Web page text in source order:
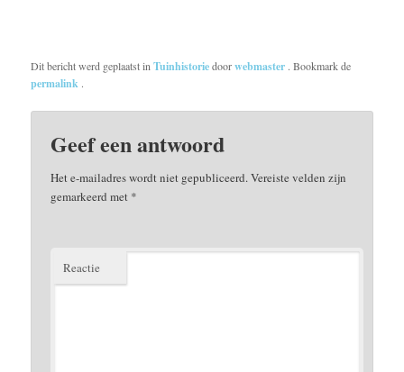
Dit bericht werd geplaatst inTuinhistoriedoorwebmaster . Bookmark de
permalink .
Geef een antwoord
Het e-mailadres wordt niet gepubliceerd.Vereiste velden zijn
gemarkeerd met *
Reactie